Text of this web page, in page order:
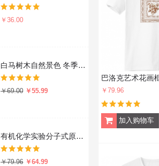
￥36.00
白马树木自然景色 冬季可折叠保暖耳套耳罩护耳挂耳包礼物
￥69.00 ￥55.99
有机化学实验分子式原子结构插画 陶瓷加热变色马克杯咖啡杯牛奶杯水杯子
￥79.96 ￥64.99
￥79.96